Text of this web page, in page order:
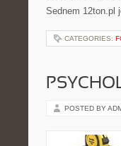
Sednem 12ton.pl
CATEGORIES:
POSTED BY